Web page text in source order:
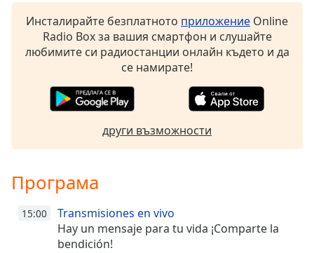
Font
Family
Reset
Done
Инсталирайте безплатното приложение Online
Radio Box за вашия смартфон и слушайте
любимите си радиостанции онлайн където и да
се намирате!
други възможности
Програма
15:00
Transmisiones en vivo
Hay un mensaje para tu vida ¡Comparte la
bendición!